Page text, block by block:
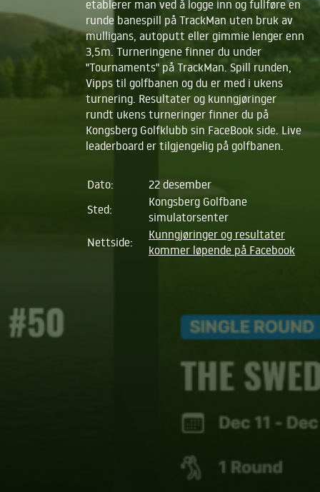
etablerer man ved å logge inn og fullføre en
runde banespill på TrackMan uten bruk av
mulligans, autoputt eller gimmie lenger enn
3,5m. Turneringene finner du under
"Tournaments" på TrackMan. Spill runden,
Vipps til golfbanen og du er med i ukens
turnering. Resultater og kunngjøringer
rundt ukens turneringer finner du på
Kongsberg Golfklubb sin FaceBook side. Live
leaderboard er tilgjengelig på golfbanen.
Dato:
22 desember
Sted:
Kongsberg Golfbane
simulatorsenter
Nettside:
Kunngjøringer og resultater
kommer løpende på Facebook